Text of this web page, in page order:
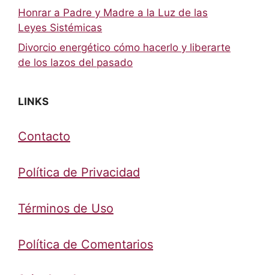
Honrar a Padre y Madre a la Luz de las
Leyes Sistémicas
Divorcio energético cómo hacerlo y liberarte
de los lazos del pasado
LINKS
Contacto
Política de Privacidad
Términos de Uso
Política de Comentarios